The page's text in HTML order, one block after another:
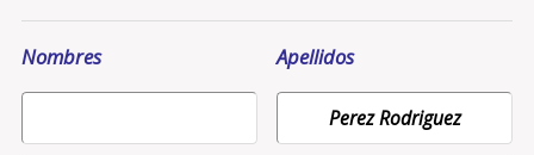
Nombres Apellidos